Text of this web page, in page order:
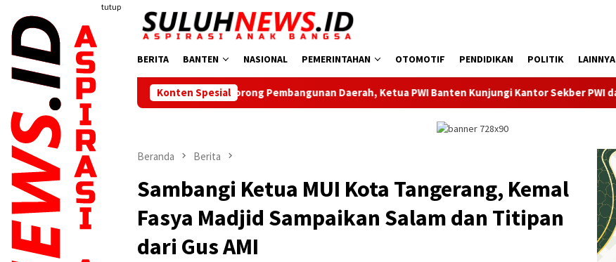
konten
tutup
BERITA BANTEN NASIONAL PEMERINTAHAN OTOMOTIF PENDIDIKAN POLITIK LAINNYA
Konten Spesial
Dorong Pembangunan Daerah, Ketua PWI Banten Kunjungi Kantor Sekber PWI dan SMSI Pandeglang
Beranda Berita
Sambangi Ketua MUI Kota Tangerang, Kemal
Fasya Madjid Sampaikan Salam dan Titipan
dari Gus AMI